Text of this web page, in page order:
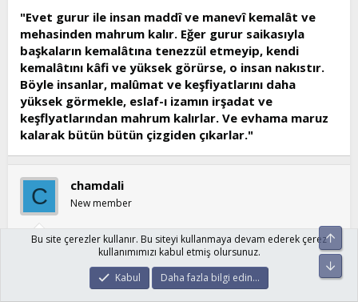
"Evet gurur ile insan maddî ve manevî kemalât ve
mehasinden mahrum kalır. Eğer gurur saikasıyla
başkaların kemalâtına tenezzül etmeyip, kendi
kemalâtını kâfi ve yüksek görürse, o insan nakıstır.
Böyle insanlar, malûmat ve keşfiyatlarını daha
yüksek görmekle, eslaf-ı izamın irşadat ve
keşflyatlarından mahrum kalırlar. Ve evhama maruz
kalarak bütün bütün çizgiden çıkarlar."
C chamdali
New member
#13
Ebu Zerr' Alıntı:
Bu site çerezler kullanır. Bu siteyi kullanmaya devam ederek çerez
kullanımımızı kabul etmiş olursunuz.
Kabul
Daha fazla bilgi edin…
Üst
Alt